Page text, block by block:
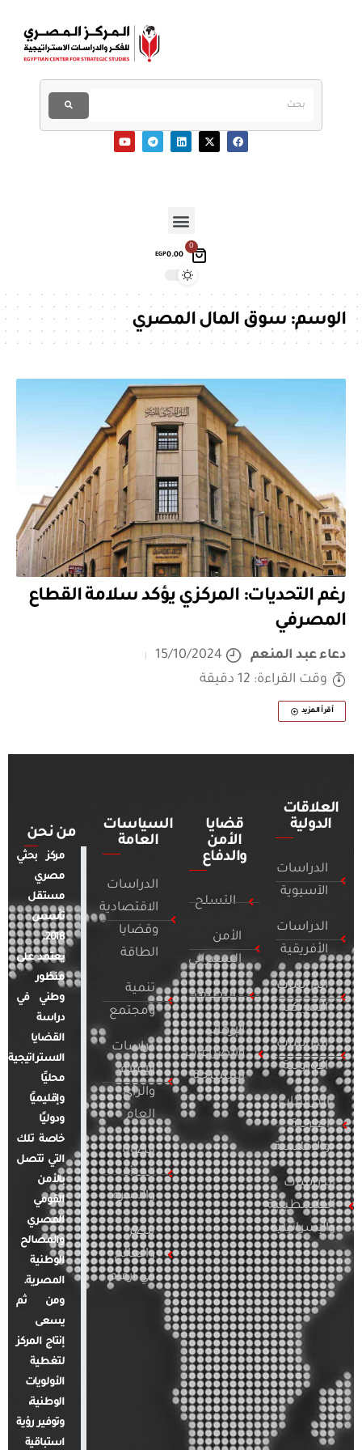
0
EGP0.00
الوسم:سوق المال المصري
رغم التحديات: المركزي يؤكد سلامة القطاع
المصرفي
دعاء عبد المنعم
15/10/2024
وقت القراءة: 12 دقيقة
أقرأ المزيد
العلاقات
الدولية
الدراسات
الآسيوية
الدراسات
الأفريقية
الدراسات
الأمريكية
الدراسات
الأوروبية
الدراسات
العربية
والإقليمية
الدراسات
الفلسطينية
والإسرائيلية
قضايا
الأمن
والدفاع
التسلح
الأمن
السيبراني
التطرف
الإرهاب
والصراعات
المسلحة
السياسات
العامة
الدراسات
الاقتصادية
وقضايا
الطاقة
تنمية
ومجتمع
دراسات
الإعلام
والرأي
العام
قضايا
المرأة
والأسرة
مصر
والعالم
في أرقام
من نحن
مركز بحثي
مصري
مستقل
تأسس
2018.
يعتمد على
منظور
وطني في
دراسة
القضايا
الاستراتيجية
محليًا
وإقليميًا
ودوليًا
خاصة تلك
التي تتصل
بالأمن
القومي
المصري
والمصالح
الوطنية
المصرية.
ومن ثم
يسعى
إنتاج المركز
لتغطية
الأولويات
الوطنية،
وتوفير رؤية
استباقية